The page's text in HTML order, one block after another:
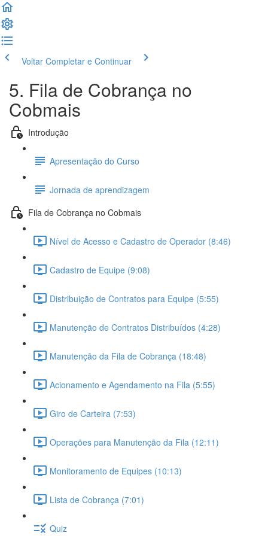
Voltar Completar e Continuar
5. Fila de Cobrança no
Cobmais
Introdução
Apresentação do Curso
Jornada de aprendizagem
Fila de Cobrança no Cobmais
Nível de Acesso e Cadastro de Operador (8:46)
Cadastro de Equipe (9:08)
Distribuição de Contratos para Equipe (5:55)
Manutenção de Contratos Distribuídos (4:28)
Manutenção da Fila de Cobrança (18:48)
Acionamento e Agendamento na Fila (5:55)
Giro de Carteira (7:53)
Operações para Manutenção da Fila (12:11)
Monitoramento de Equipes (10:13)
Lista de Cobrança (7:01)
Quiz